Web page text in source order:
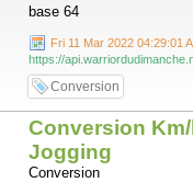
base 64
Fri 11 Mar 2022 04:29:01
https://
Conversion
Conversion
Jogging
Conversion